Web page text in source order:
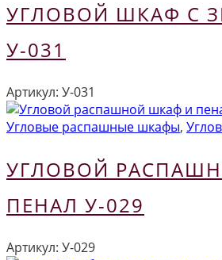
УГЛОВОЙ ШКАФ С
У-031
Артикул: У-031
Угловые распашные шкафы,
УГЛОВОЙ
ПЕНАЛ У-029
Артикул: У-029